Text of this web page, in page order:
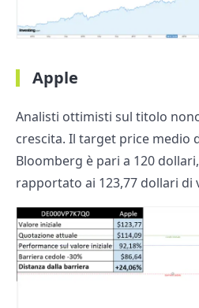
Apple
Analisti ottimisti sul titolo
crescita. Il target price medio
Bloomberg è pari a 120
rapportato ai 123,77 dollari di